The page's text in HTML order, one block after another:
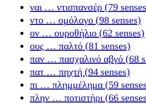
ναι … ντισπανσέρ (79
ντο … ομόλογο (98 senses)
ον … ουροθήλιο (62 senses)
ους … παλτό (81 senses)
παν … πασχαλινό αβγό (68
πατ … πηχτή (94 senses)
πι … πλημμέλημα (59
πλην … ποτιστήρι (66